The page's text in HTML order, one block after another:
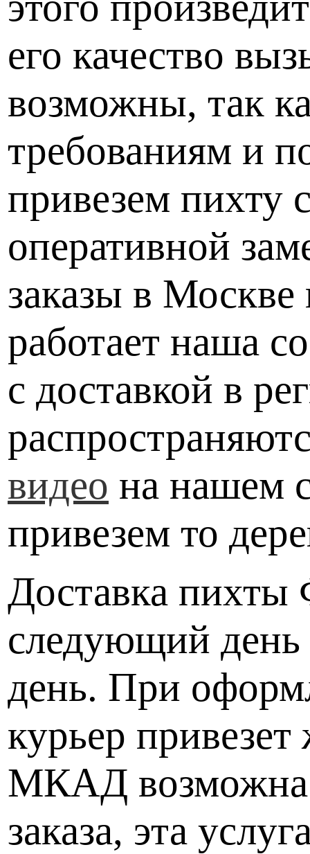
его качество
возможны, так
требованиям и
привезем пихту
оперативной
заказы в Москве
работает наша
с доставкой в
видео на нашем
привезем то
Доставка пихты
следующий день
день. При
курьер
МКАД возможна
заказа, эта